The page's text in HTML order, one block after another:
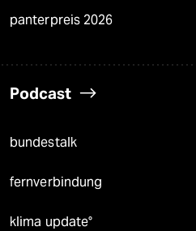
panterpreis 2026
Podcast
bundestalk
fernverbindung
klima update°